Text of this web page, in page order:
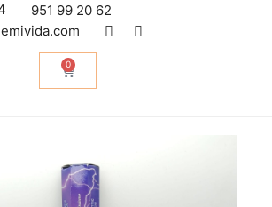
951 99 20 62
0